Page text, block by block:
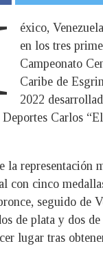
éxico,
en los tres
Campeonato
Caribe de
2022
Carlos
la representación
con cinco
seguido de
de plata y dos
lugar tras